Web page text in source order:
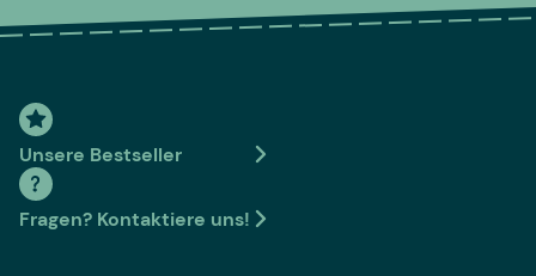
Unsere Bestseller
Fragen? Kontaktiere uns!